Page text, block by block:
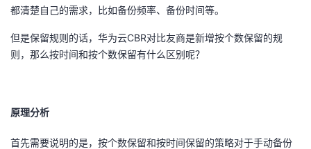
博
的
我
都清楚自己的需求，比如备份频率、备份时间等。
但是保留规则的话，华为云CBR对比友商是新增按个数保留的规
则，那么按时间和按个数保留有什么区别呢？
原理分析
首先需要说明的是，按个数保留和按时间保留的策略对于手动备份